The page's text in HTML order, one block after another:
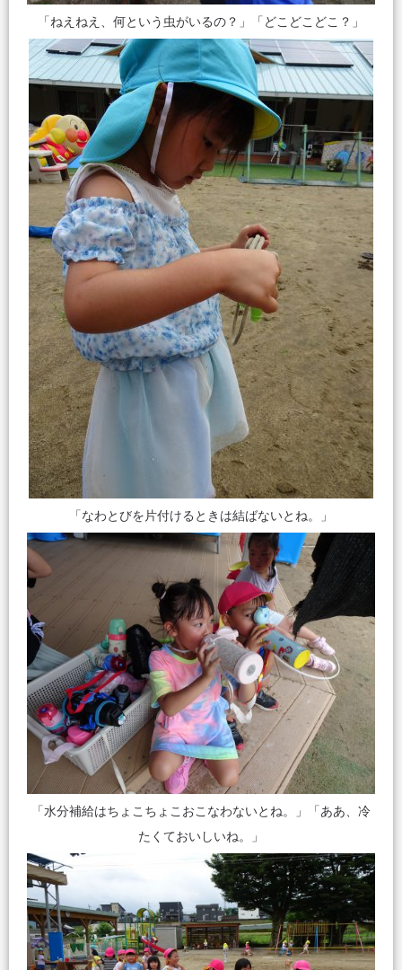
「ねえねえ、何という虫がいるの？」「どこどこどこ？」
「なわとびを片付けるときは結ばないとね。」
「水分補給はちょこちょこおこなわないとね。」「ああ、冷
たくておいしいね。」